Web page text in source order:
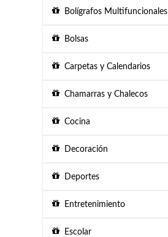
Bolígrafos Multifuncionales
Bolsas
Carpetas y Calendarios
Chamarras y Chalecos
Cocina
Decoración
Deportes
Entretenimiento
Escolar